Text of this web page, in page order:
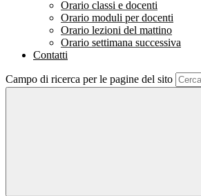
Orario classi e docenti
Orario moduli per docenti
Orario lezioni del mattino
Orario settimana successiva
Contatti
Campo di ricerca per le pagine del sito